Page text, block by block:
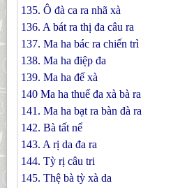
135. Ô đà ca ra nhã xà
136. A bát ra thị đa câu ra
137. Ma ha bác ra chiến trì
138. Ma ha điệp đa
139. Ma ha đế xà
140 Ma ha thuế đa xà bà ra
141. Ma ha bạt ra bàn đà ra
142. Bà tất nể
143. A rị da đa ra
144. Tỳ rị câu tri
145. Thệ bà tỳ xà da